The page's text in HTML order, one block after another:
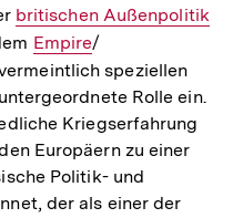
Interner
Link:
britischen Außenpolitik
Interner
Link:
Empire/
Link:
speziellen
Rolle ein.
Kriegserfahrung
Europäern zu einer
Politik- und
der als einer der